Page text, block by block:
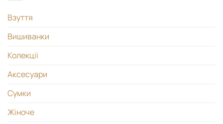
Взуття
Вишиванки
Колекціі
Аксесуари
Сумки
Жіноче